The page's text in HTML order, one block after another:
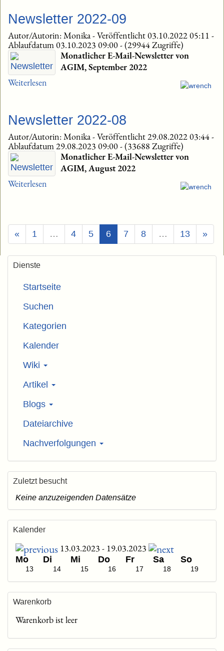
Newsletter 2022-09
Autor/Autorin: Monika-Veröffentlicht 03.10.2022 05:11 -
Ablaufdatum 03.10.2023 09:00-(29944 Zugriffe)
Monatlicher E-Mail-Newsletter von
AGIM, September 2022
Weiterlesen
Newsletter 2022-08
Autor/Autorin: Monika-Veröffentlicht 29.08.2022 03:44-
Ablaufdatum 29.08.2023 09:00-(33688 Zugriffe)
Monatlicher E-Mail-Newsletter von
AGIM, August 2022
Weiterlesen
« 1 … 4 5 6(Aktuell)
7 8 … 13 »
Dienste
Startseite
Suchen
Kategorien
Kalender
Wiki
Artikel
Blogs
Dateiarchive
Nachverfolgungen
Zuletzt besucht
Keine anzuzeigenden Datensätze
Kalender
13.03.2023 - 19.03.2023
Mo Di Mi Do Fr Sa So
13 14 15 16 17 18 19
Warenkorb
Warenkorb ist leer